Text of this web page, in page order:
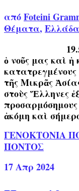
απόFoteini
Θέματα, Ελλάδα
19.5.24
ὁ νοῦς μας καὶ ἡ
κατατρεγμένους
τῆς Μικρᾶς
στοὺς Ἕλληνες
προσαρμόσημους
ἀκόμη καὶ
ΓΕΝΟΚΤΟΝΙΑ
ΠΟΝΤΟΣ
17Απρ 2024